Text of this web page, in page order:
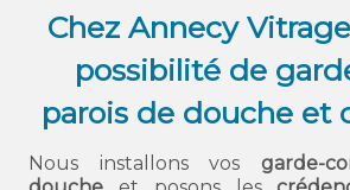
Chez Annecy
possibilité de
parois de douche et
Nous installons vos garde-